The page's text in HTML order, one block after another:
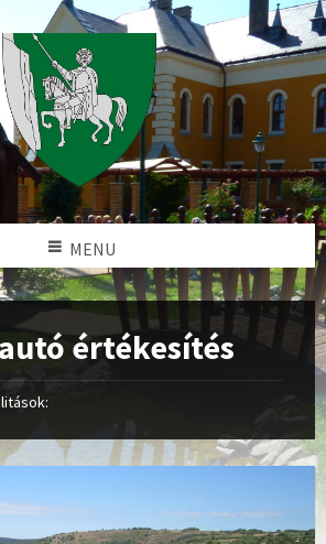
MENU
értékesítés